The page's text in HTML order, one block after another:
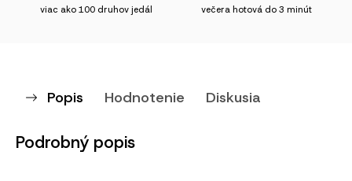
viac ako 100 druhov jedál večera hotová do 3 minút
Popis Hodnotenie Diskusia
Podrobný popis